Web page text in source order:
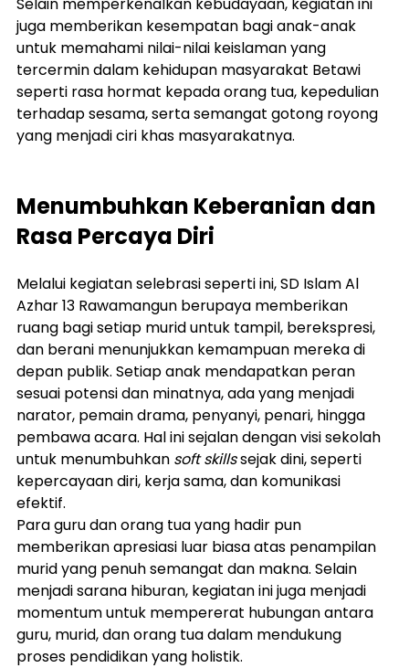
juga memberikan kesempatan bagi anak-anak
untuk memahami nilai-nilai keislaman yang
tercermin dalam kehidupan masyarakat Betawi
seperti rasa hormat kepada orang tua, kepedulian
terhadap sesama, serta semangat gotong royong
yang menjadi ciri khas masyarakatnya.
Menumbuhkan Keberanian dan
Rasa Percaya Diri
Melalui kegiatan selebrasi seperti ini, SD Islam Al
Azhar 13 Rawamangun berupaya memberikan
ruang bagi setiap murid untuk tampil, berekspresi,
dan berani menunjukkan kemampuan mereka di
depan publik. Setiap anak mendapatkan peran
sesuai potensi dan minatnya, ada yang menjadi
narator, pemain drama, penyanyi, penari, hingga
pembawa acara. Hal ini sejalan dengan visi sekolah
untuk menumbuhkan soft skills sejak dini, seperti
kepercayaan diri, kerja sama, dan komunikasi
efektif.
Para guru dan orang tua yang hadir pun
memberikan apresiasi luar biasa atas penampilan
murid yang penuh semangat dan makna. Selain
menjadi sarana hiburan, kegiatan ini juga menjadi
momentum untuk mempererat hubungan antara
guru, murid, dan orang tua dalam mendukung
proses pendidikan yang holistik.